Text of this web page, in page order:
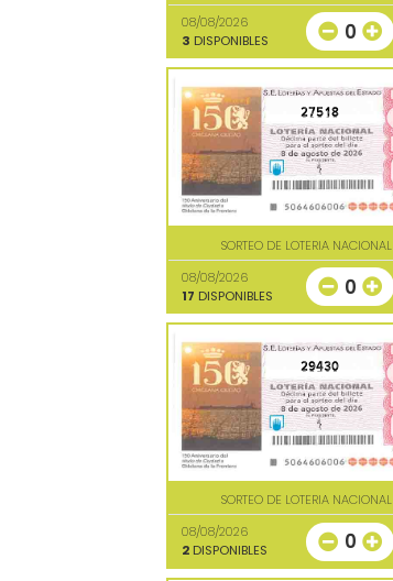
08/08/2026
3 DISPONIBLES 0
27518
SORTEO DE LOTERIA NACIONAL
08/08/2026
17 DISPONIBLES 0
29430
SORTEO DE LOTERIA NACIONAL
08/08/2026
2 DISPONIBLES 0